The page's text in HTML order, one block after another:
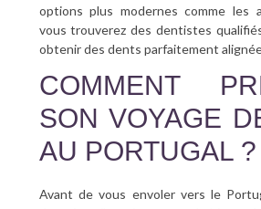
options plus modernes comme les
vous trouverez des dentistes
obtenir des dents parfaitement
COMMENT
SON VOYAGE
AU PORTUGAL ?
Avant de vous envoler vers le